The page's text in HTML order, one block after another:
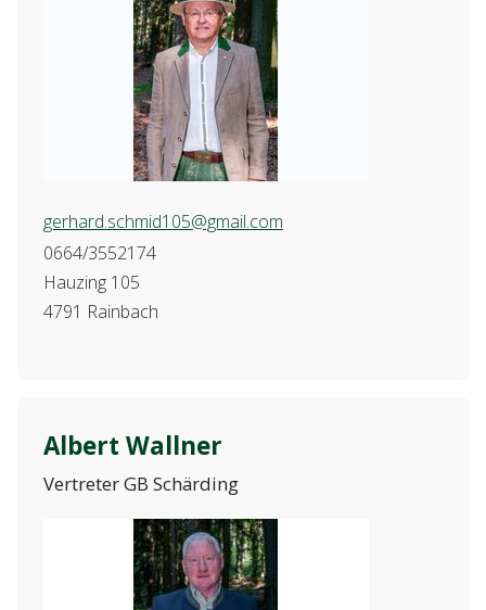
gerhard.schmid105@gmail.com
0664/3552174
Hauzing 105
4791 Rainbach
Albert Wallner
Vertreter GB Schärding